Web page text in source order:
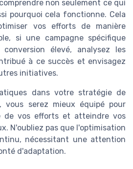
non seulement ce qui
pourquoi cela fonctionne. Cela
vos efforts de manière
si une campagne spécifique
élevé, analysez les
à ce succès et envisagez
initiatives.
dans votre stratégie de
vous serez mieux équipé pour
de vos efforts et atteindre vos
N'oubliez pas que l'optimisation
nécessitant une attention
d'adaptation.